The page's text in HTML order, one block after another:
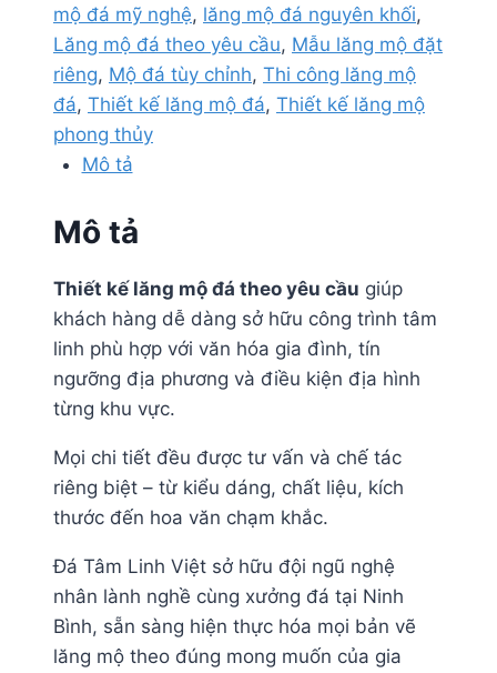
mộ đá mỹ nghệ, lăng mộ đá nguyên khối,
Lăng mộ đá theo yêu cầu, Mẫu lăng mộ đặt
riêng, Mộ đá tùy chỉnh, Thi công lăng mộ
đá, Thiết kế lăng mộ đá, Thiết kế lăng mộ
phong thủy
Mô tả
Mô tả
Thiết kế lăng mộ đá theo yêu cầu giúp
khách hàng dễ dàng sở hữu công trình tâm
linh phù hợp với văn hóa gia đình, tín
ngưỡng địa phương và điều kiện địa hình
từng khu vực.
Mọi chi tiết đều được tư vấn và chế tác
riêng biệt – từ kiểu dáng, chất liệu, kích
thước đến hoa văn chạm khắc.
Đá Tâm Linh Việt sở hữu đội ngũ nghệ
nhân lành nghề cùng xưởng đá tại Ninh
Bình, sẵn sàng hiện thực hóa mọi bản vẽ
lăng mộ theo đúng mong muốn của gia